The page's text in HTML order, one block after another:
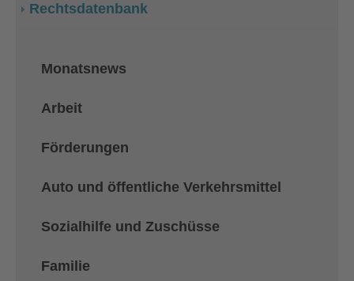
Rechtsdatenbank
Monatsnews
Arbeit
Förderungen
Auto und öffentliche Verkehrsmittel
Sozialhilfe und Zuschüsse
Familie